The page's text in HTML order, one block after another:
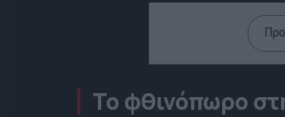
Το φθινόπωρο